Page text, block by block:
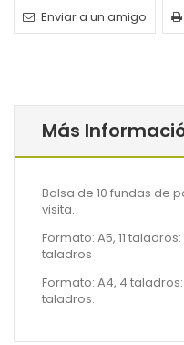
Enviar a un amigo
Más
Bolsa de 10 fundas de
visita.
Formato: A5, 11
taladros
Formato: A4, 4
taladros.